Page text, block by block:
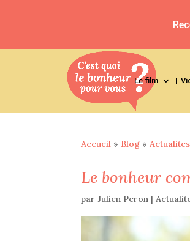
Le film
Accueil » Blog » Actualites
Le bonheur
par Julien Peron |